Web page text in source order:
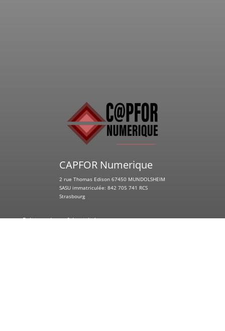
CAPFOR Numerique
2 rue Thomas Edison 67450 MUNDOLSHEIM
SASU immatriculée: 842 705 741 RCS
Strasbourg
Politique de confidentialité